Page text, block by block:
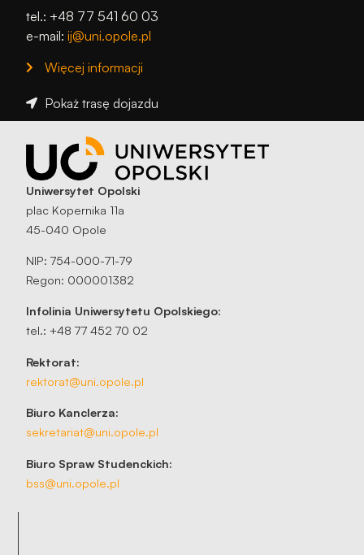
tel.: +48 77 541 60 03
e-mail:ij@uni.opole.pl
Więcej informacji
Pokaż trasę dojazdu
Uniwersytet Opolski
plac Kopernika 11a
45-040 Opole
NIP: 754-000-71-79
Regon: 000001382
Infolinia Uniwersytetu Opolskiego:
tel.: +48 77 452 70 02
Rektorat:
rektorat@uni.opole.pl
Biuro Kanclerza:
sekretariat@uni.opole.pl
Biuro Spraw Studenckich:
bss@uni.opole.pl